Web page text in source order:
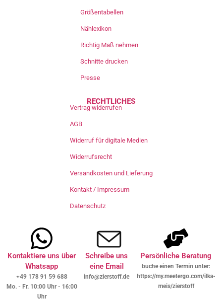
Größentabellen
Nählexikon
Richtig Maß nehmen
Schnitte drucken
Presse
RECHTLICHES
Vertrag widerrufen
AGB
Widerruf für digitale Medien
Widerrufsrecht
Versandkosten und Lieferung
Kontakt / Impressum
Datenschutz
Kontaktiere uns über
Whatsapp
+49 178 91 59 688
Mo. - Fr. 10:00 Uhr - 16:00
Uhr
Schreibe uns
eine Email
info@zierstoff.de
Persönliche Beratung
buche einen Termin unter:
https://my.meetergo.com/ilka-
meis/zierstoff